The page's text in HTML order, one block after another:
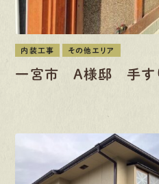
内装工事 その他エリア
一宮市 A様邸 手す